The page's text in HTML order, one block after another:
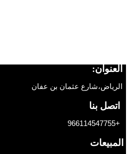
العنوان:
الرياض،شارع عثمان بن عفان
اتصل بنا
+966114547755
المبيعات